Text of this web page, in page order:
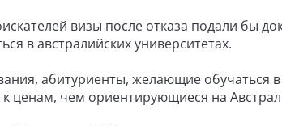
визы после отказа подали бы
в австралийских университетах.
абитуриенты, желающие обучаться
ценам, чем ориентирующиеся на